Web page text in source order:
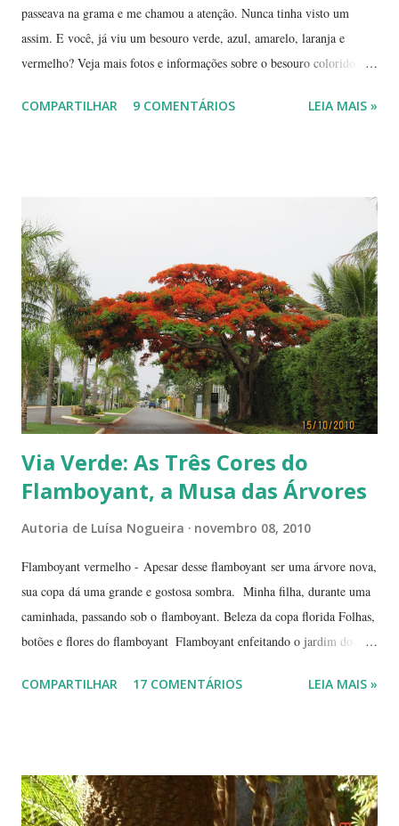
passeava na grama e me chamou a atenção. Nunca tinha visto um
assim. E você, já viu um besouro verde, azul, amarelo, laranja e
vermelho? Veja mais fotos e informações sobre o besouro colorido e a
Terra, aquele abraço! ------------ Dia da Terra - Veja aqui . -----------
COMPARTILHAR 9 COMENTÁRIOS LEIA MAIS »
Via Verde: As Três Cores do
Flamboyant, a Musa das Árvores
Autoria de Luísa Nogueira novembro 08, 2010
Flamboyant vermelho - Apesar desse flamboyant ser uma árvore nova,
sua copa dá uma grande e gostosa sombra. Minha filha, durante uma
caminhada, passando sob o flamboyant. Beleza da copa florida Folhas,
botões e flores do flamboyant Flamboyant enfeitando o jardim do
fachada do TJ. Flores e galhos retorcidos do flamboyant. Flores do
árvores dando as boas vindas na entrada de uma lanchonete, na
rodovia que liga Goiânia a Brasília ( Lanchonete Jerivá ).
COMPARTILHAR 17 COMENTÁRIOS LEIA MAIS »